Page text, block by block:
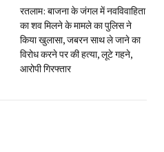
रतलाम: बाजना के जंगल में नवविवाहिता
का शव मिलने के मामले का पुलिस ने
किया खुलासा, जबरन साथ ले जाने का
विरोध करने पर की हत्या, लूटे गहने,
आरोपी गिरफ्तार